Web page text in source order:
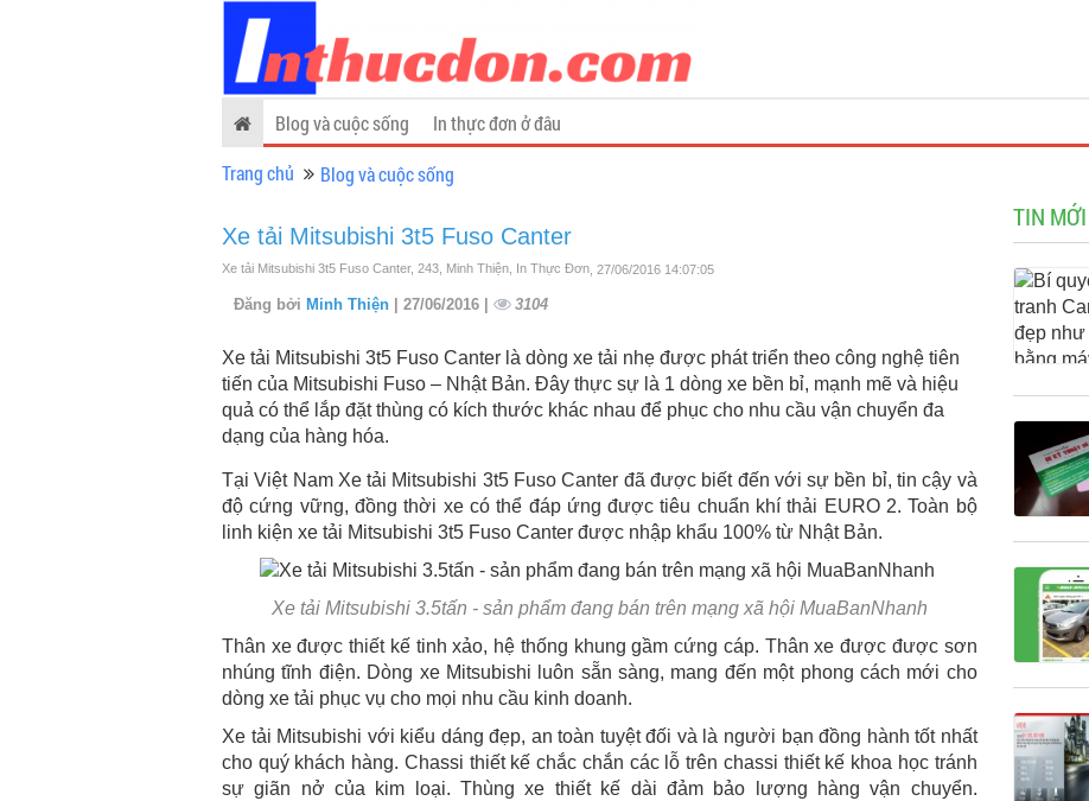
Blog và cuộc sống
In thực đơn ở đâu
Trang chủ
Blog và cuộc sống
Xe tải Mitsubishi 3t5 Fuso Canter
Xe tải Mitsubishi 3t5 Fuso Canter, 243, Minh Thiện, In Thực Đơn , 27/06/2016 14:07:05
Đăng bởi Minh Thiện | 27/06/2016 | 3104
Xe tải Mitsubishi 3t5 Fuso Canter là dòng xe tải nhẹ được phát triển theo công nghệ tiên
tiến của Mitsubishi Fuso – Nhật Bản. Đây thực sự là 1 dòng xe bền bỉ, mạnh mẽ và hiệu
quả có thể lắp đặt thùng có kích thước khác nhau để phục cho nhu cầu vận chuyển đa
dạng của hàng hóa.
Tại Việt Nam Xe tải Mitsubishi 3t5 Fuso Canter đã được biết đến với sự bền bỉ, tin cậy và
độ cứng vững, đồng thời xe có thể đáp ứng được tiêu chuẩn khí thải EURO 2. Toàn bộ
linh kiện xe tải Mitsubishi 3t5 Fuso Canter được nhập khẩu 100% từ Nhật Bản.
Xe tải Mitsubishi 3.5tấn - sản phẩm đang bán trên mạng xã hội MuaBanNhanh
Thân xe được thiết kế tinh xảo, hệ thống khung gầm cứng cáp. Thân xe được được sơn
nhúng tĩnh điện. Dòng xe Mitsubishi luôn sẵn sàng, mang đến một phong cách mới cho
dòng xe tải phục vụ cho mọi nhu cầu kinh doanh.
Xe tải Mitsubishi với kiểu dáng đẹp, an toàn tuyệt đối và là người bạn đồng hành tốt nhất
cho quý khách hàng. Chassi thiết kế chắc chắn các lỗ trên chassi thiết kế khoa học tránh
sự giãn nở của kim loại. Thùng xe thiết kế dài đảm bảo lượng hàng vận chuyển.
TIN